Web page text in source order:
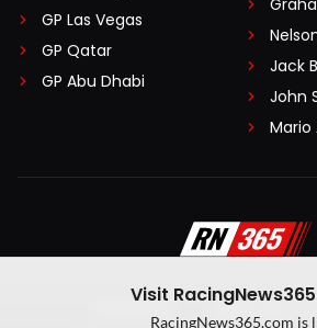
GP Las Vegas
GP Qatar
GP Abu Dhabi
Jack
John
Mario
Algemene
Visit
RacingNews365.com is